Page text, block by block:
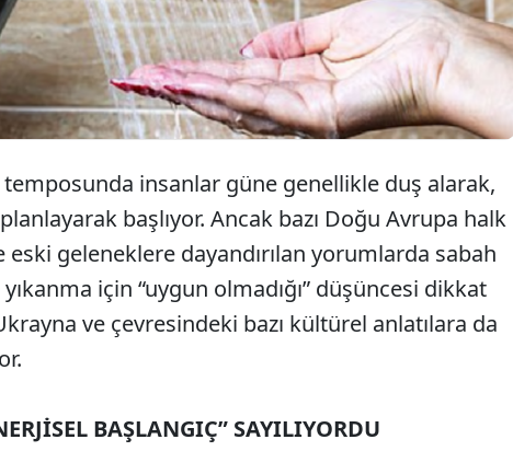
temposunda insanlar güne genellikle duş alarak,
başlıyor. Ancak bazı Doğu Avrupa halk
eski geleneklere dayandırılan yorumlarda sabah
için “uygun olmadığı” düşüncesi dikkat
ve çevresindeki bazı kültürel anlatılara da
BAŞLANGIÇ” SAYILIYORDU